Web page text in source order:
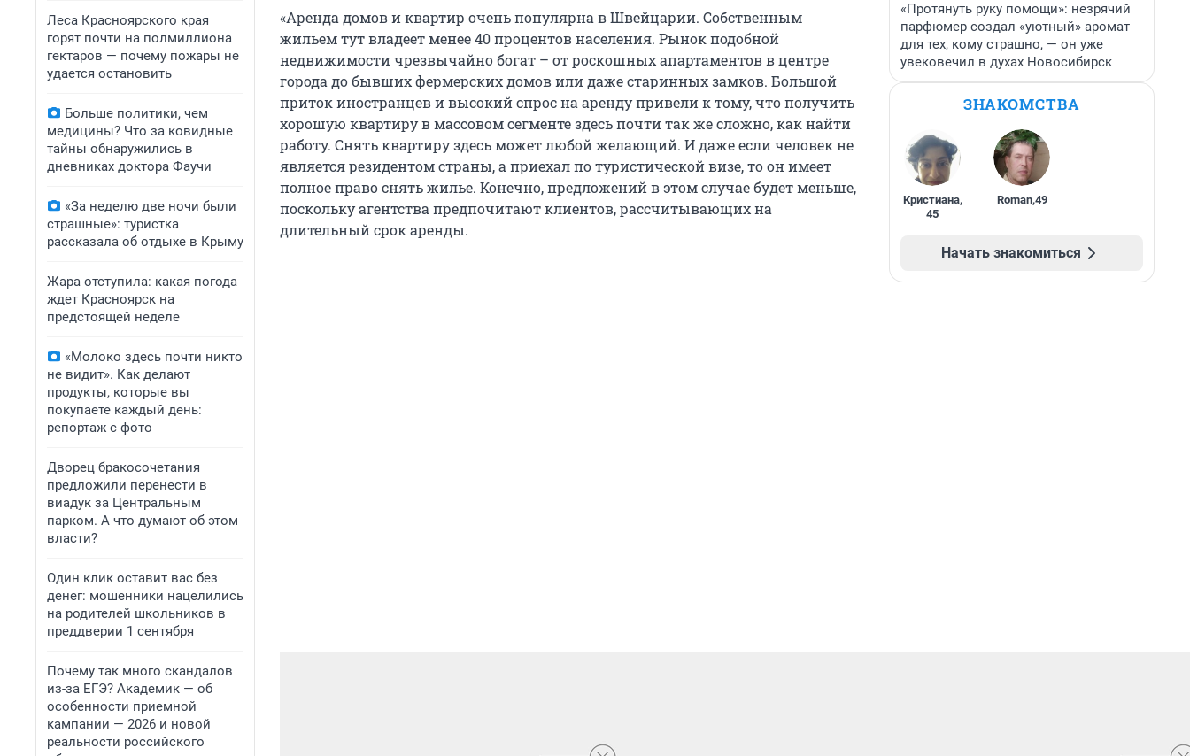
Леса Красноярского края
горят почти на полмиллиона
гектаров — почему пожары не
удается остановить
Больше политики, чем
медицины? Что за ковидные
тайны обнаружились в
дневниках доктора Фаучи
«За неделю две ночи были
страшные»: туристка
рассказала об отдыхе в Крыму
Жара отступила: какая погода
ждет Красноярск на
предстоящей неделе
«Молоко здесь почти никто
не видит». Как делают
продукты, которые вы
покупаете каждый день:
репортаж с фото
Дворец бракосочетания
предложили перенести в
виадук за Центральным
парком. А что думают об этом
власти?
Один клик оставит вас без
денег: мошенники нацелились
на родителей школьников в
преддверии 1 сентября
Почему так много скандалов
из-за ЕГЭ? Академик — об
особенности приемной
кампании — 2026 и новой
реальности российского
«Аренда домов и квартир очень популярна в Швейцарии. Собственным
жильем тут владеет менее 40 процентов населения. Рынок подобной
недвижимости чрезвычайно богат – от роскошных апартаментов в центре
города до бывших фермерских домов или даже старинных замков. Большой
приток иностранцев и высокий спрос на аренду привели к тому, что получить
хорошую квартиру в массовом сегменте здесь почти так же сложно, как найти
работу. Снять квартиру здесь может любой желающий. И даже если человек не
является резидентом страны, а приехал по туристической визе, то он имеет
полное право снять жилье. Конечно, предложений в этом случае будет меньше,
поскольку агентства предпочитают клиентов, рассчитывающих на
длительный срок аренды.
«Протянуть руку помощи»: незрячий
парфюмер создал «уютный» аромат
для тех, кому страшно, — он уже
увековечил в духах Новосибирск
ЗНАКОМСТВА
Кристиана,
45
Roman,49
Начать знакомиться